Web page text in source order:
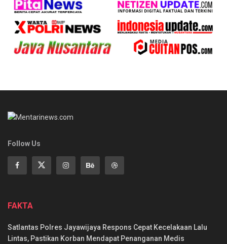
Follow Us
FAKTA
Satlantas Polres Jayawijaya Respons Cepat Kecelakaan Lalu
Lintas, Pastikan Korban Mendapat Penanganan Medis